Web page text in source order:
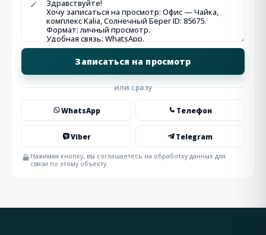
или сразу
WhatsApp Телефон
Viber Telegram
Нажимая кнопку, вы соглашаетесь на обработку данных для
связи по этому объекту.